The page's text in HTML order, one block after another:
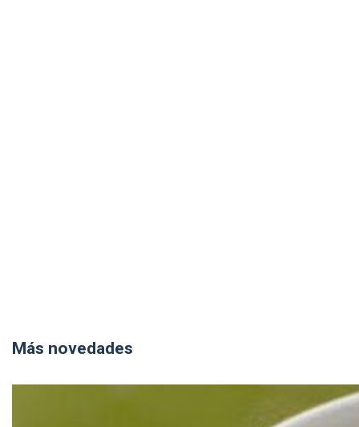
Más novedades